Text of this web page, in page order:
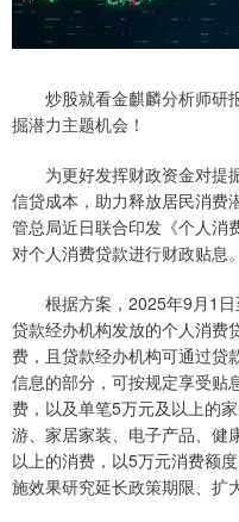
炒股就看金麒麟分析师研
掘潜力主题机会！
为更好发挥财政资金对提
信贷成本，助力释放居民消费
管总局近日联合印发《个人消
对个人消费贷款进行财政贴息。
根据方案，2025年9月1日
贷款经办机构发放的个人消费
费，且贷款经办机构可通过贷
信息的部分，可按规定享受贴
费，以及单笔5万元及以上的
游、家居家装、电子产品、健
以上的消费，以5万元消费额
施效果研究延长政策期限、扩